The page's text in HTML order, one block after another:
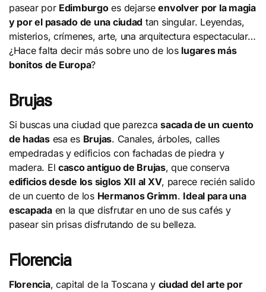
pasear por Edimburgoes dejarseenvolver por la magia
y por el pasado de una ciudad tan singular. Leyendas,
misterios, crímenes, arte, una arquitectura espectacular…
¿Hace falta decir más sobre uno de los lugares más
bonitos de Europa?
Brujas
Si buscas una ciudad que parezcasacada de un cuento
de hadasesa es Brujas. Canales, árboles, calles
empedradas y edificios con fachadas de piedra y
madera. Elcasco antiguo de Brujas, que conserva
edificios desde los siglos XII al XV, parece recién salido
de un cuento de los Hermanos Grimm. Ideal para una
escapadaen la que disfrutar en uno de sus cafés y
pasear sin prisas disfrutando de su belleza.
Florencia
Florencia, capital de la Toscana y ciudad del arte por